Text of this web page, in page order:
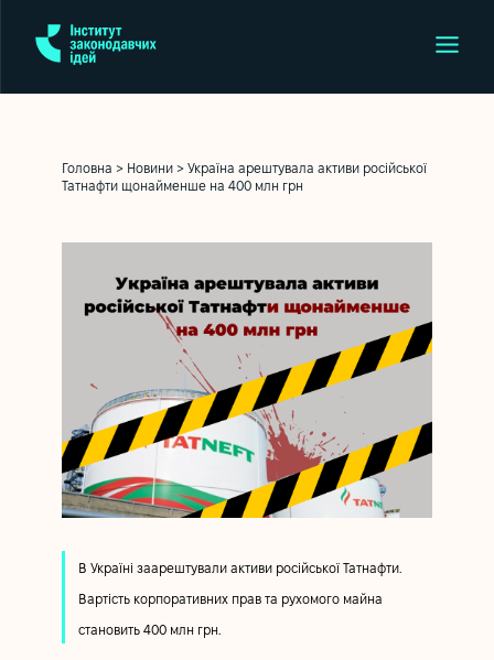
Головна > Новини > Україна арештувала активи російської
Татнафти щонайменше на 400 млн грн
В Україні заарештували активи російської Татнафти.
Вартість корпоративних прав та рухомого майна
становить 400 млн грн.